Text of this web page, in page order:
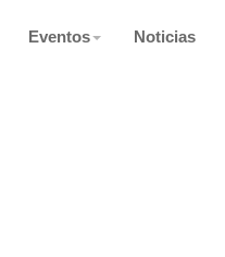
Eventos Noticias